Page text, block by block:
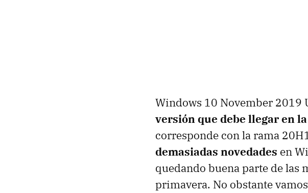
Windows 10 November 2019
versión que debe llegar en
corresponde con la rama
demasiadas novedades en
quedando buena parte de las
primavera. No obstante